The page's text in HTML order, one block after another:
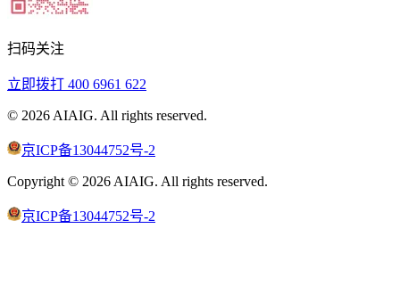
扫码关注
立即拨打 400 6961 622
© 2026 AIAIG. All rights reserved.
京ICP备13044752号-2
Copyright © 2026 AIAIG. All rights reserved.
京ICP备13044752号-2